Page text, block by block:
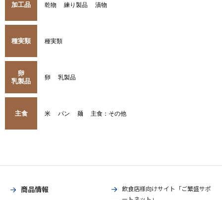
加工品 乾物 練り製品 漬物
種実類 種実類
卵
乳製品
卵 乳製品
主食 米 パン 麺 主食：その他
商品情報
飲食店様向けサイト「ご繁盛サポ